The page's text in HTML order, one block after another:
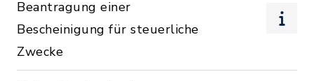
Beantragung einer
Bescheinigung für steuerliche
Zwecke